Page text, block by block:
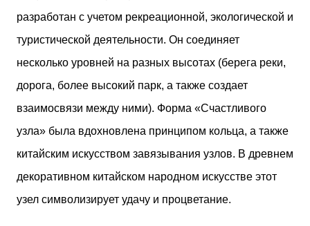
разработан с учетом рекреационной, экологической и
туристической деятельности. Он соединяет
несколько уровней на разных высотах (берега реки,
дорога, более высокий парк, а также создает
взаимосвязи между ними). Форма «Счастливого
узла» была вдохновлена ​​принципом кольца, а также
китайским искусством завязывания узлов. В древнем
декоративном китайском народном искусстве этот
узел символизирует удачу и процветание.